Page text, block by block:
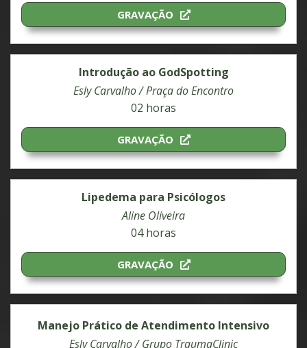
GRAVAÇÃO
Introdução ao GodSpotting
Esly Carvalho / Praça do Encontro
02 horas
GRAVAÇÃO
Lipedema para Psicólogos
Aline Oliveira
04 horas
GRAVAÇÃO
Manejo Prático de Atendimento Intensivo
Esly Carvalho / Grupo TraumaClinic